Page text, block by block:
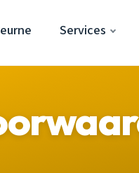
Services